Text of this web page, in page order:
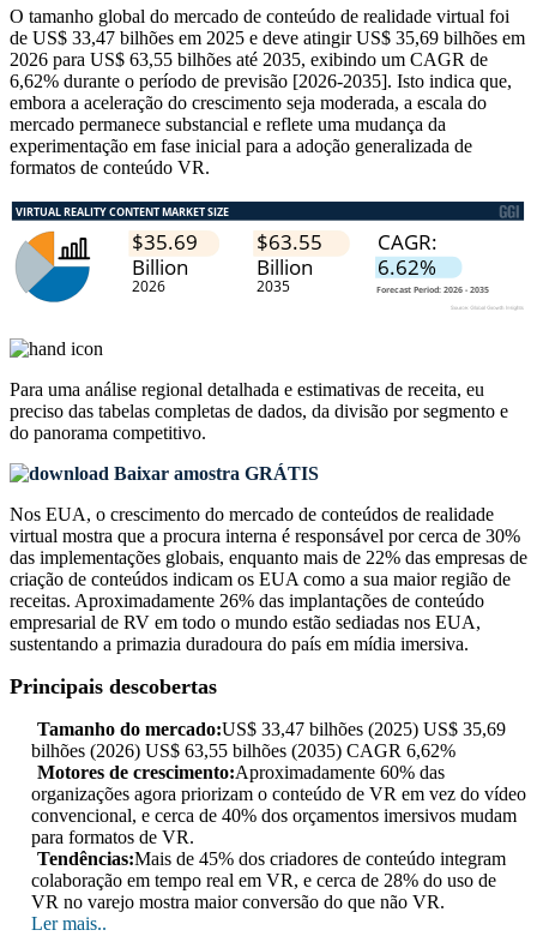
O tamanho global do mercado de conteúdo de realidade virtual foi
de US$ 33,47 bilhões em 2025 e deve atingir US$ 35,69 bilhões em
2026 para US$ 63,55 bilhões até 2035, exibindo um CAGR de
6,62% durante o período de previsão [2026-2035]. Isto indica que,
embora a aceleração do crescimento seja moderada, a escala do
mercado permanece substancial e reflete uma mudança da
experimentação em fase inicial para a adoção generalizada de
formatos de conteúdo VR.
Para uma análise regional detalhada e estimativas de receita, eu
preciso das tabelas completas de dados, da divisão por segmento e
do panorama competitivo.
Baixar amostra GRÁTIS
Nos EUA, o crescimento do mercado de conteúdos de realidade
virtual mostra que a procura interna é responsável por cerca de 30%
das implementações globais, enquanto mais de 22% das empresas de
criação de conteúdos indicam os EUA como a sua maior região de
receitas. Aproximadamente 26% das implantações de conteúdo
empresarial de RV em todo o mundo estão sediadas nos EUA,
sustentando a primazia duradoura do país em mídia imersiva.
Principais descobertas
Tamanho do mercado:US$ 33,47 bilhões (2025) US$ 35,69
bilhões (2026) US$ 63,55 bilhões (2035) CAGR 6,62%
Motores de crescimento:Aproximadamente 60% das
organizações agora priorizam o conteúdo de VR em vez do vídeo
convencional, e cerca de 40% dos orçamentos imersivos mudam
para formatos de VR.
Tendências:Mais de 45% dos criadores de conteúdo integram
colaboração em tempo real em VR, e cerca de 28% do uso de
VR no varejo mostra maior conversão do que não VR.
Ler mais..